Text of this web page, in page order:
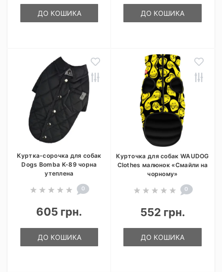
ДО КОШИКА ДО КОШИКА
Куртка-сорочка для собак
Dogs Bomba K-89 чорна
утеплена
0
605 грн.
ДО КОШИКА
Курточка для собак WAUDOG
Clothes малюнок «Смайли на
чорному»
0
552 грн.
ДО КОШИКА